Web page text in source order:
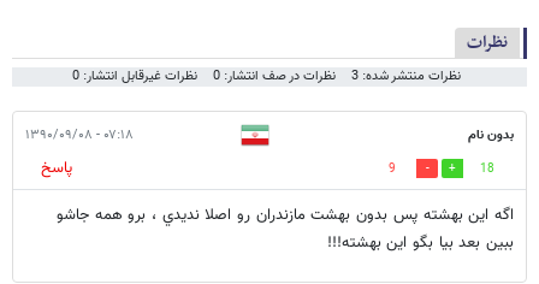
نظرات
نظرات منتشر شده: 3 نظرات در صف انتشار: 0 نظرات غیرقابل انتشار: 0
بدون نام ۰۷:۱۸ - ۱۳۹۰/۰۹/۰۸
18
9
پاسخ
اگه اين بهشته پس بدون بهشت مازندران رو اصلا نديدي ، برو همه جاشو
ببين بعد بيا بگو اين بهشته!!!